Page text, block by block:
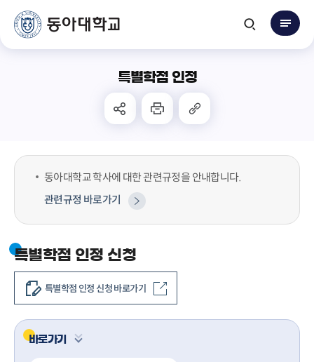
특별학점 인정
동아대학교 학사에 대한 관련규정을 안내합니다.
관련규정 바로가기
특별학점 인정 신청
특별학점 인정 신청 바로가기
바로가기